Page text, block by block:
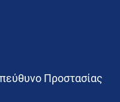
Προστασίας